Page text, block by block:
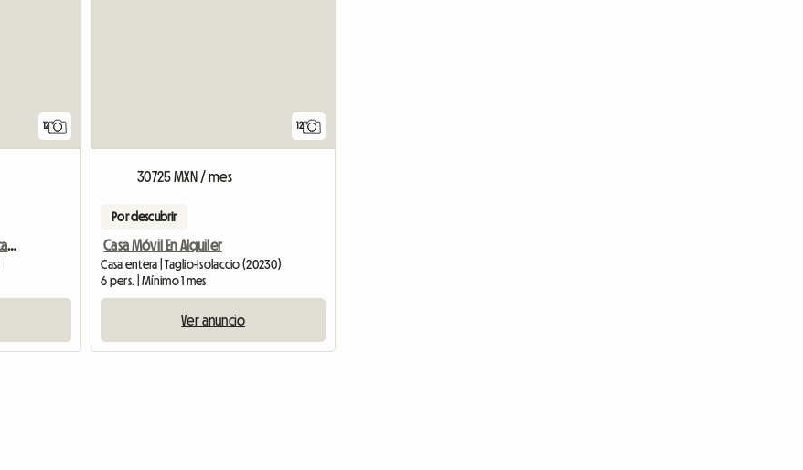
12
Villa De Una Sola Planta Cerca Del Mar
12
30725 MXN / mes
Por descubrir
Casa Móvil En Alquiler
Casa entera | Taglio-Isolaccio (20230)
6 pers. | Mínimo 1 mes
Ver anuncio